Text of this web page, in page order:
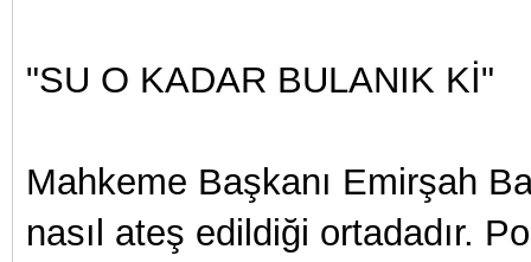
"SU O KADAR BULANIK Kİ"
Mahkeme Başkanı Emirşah
nasıl ateş edildiği ortadadır.